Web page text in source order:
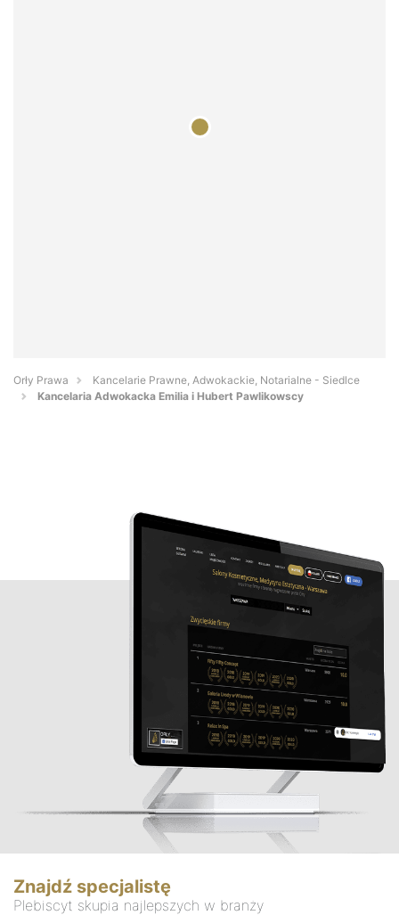
Orły Prawa
Kancelarie Prawne, Adwokackie, Notarialne - Siedlce
Kancelaria Adwokacka Emilia i Hubert Pawlikowscy
Znajdź specjalistę
Plebiscyt skupia najlepszych w branży